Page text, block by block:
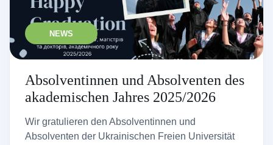
NEWS
Absolventinnen und Absolventen des
akademischen Jahres 2025/2026
Wir gratulieren den Absolventinnen und
Absolventen der Ukrainischen Freien Universität